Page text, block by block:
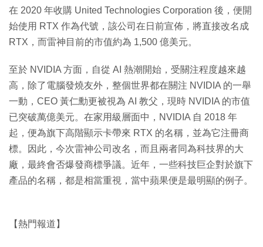
在 2020 年收購 United Technologies Corporation 後，便開
始使用 RTX 作為代號，該公司在日前宣佈，將直接改名成
RTX，而雷神目前的市值約為 1,500 億美元。
至於 NVIDIA 方面，自從 AI 熱潮開始，受關注程度越來越
高，除了電腦發燒友外，整個世界都在關注 NVIDIA 的一舉
一動，CEO 黃仁勳更被視為 AI 教父，現時 NVIDIA 的市值
已突破萬億美元。在家用級層面中，NVIDIA 自 2018 年
起，便為旗下高階顯示卡帶來 RTX 的名稱，並為它注冊商
標。因此，今次雷神公司改名，而且兩者同為科技界的大
廠，最終會否爆發商標爭議。近年，一些科技巨企對於旗下
產品的名稱，都是相當重視，當中蘋果便是最明顯的例子。
【熱門報道】